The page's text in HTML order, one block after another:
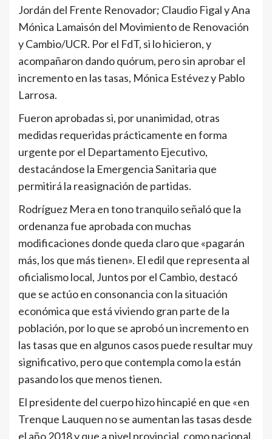
Jordán del Frente Renovador; Claudio Figal y Ana
Mónica Lamaisón del Movimiento de Renovación
y Cambio/UCR. Por el FdT, si lo hicieron, y
acompañaron dando quórum, pero sin aprobar el
incremento en las tasas, Mónica Estévez y Pablo
Larrosa.
Fueron aprobadas si, por unanimidad, otras
medidas requeridas prácticamente en forma
urgente por el Departamento Ejecutivo,
destacándose la Emergencia Sanitaria que
permitirá la reasignación de partidas.
Rodríguez Mera en tono tranquilo señaló que la
ordenanza fue aprobada con muchas
modificaciones donde queda claro que «pagarán
más, los que más tienen». El edil que representa al
oficialismo local, Juntos por el Cambio, destacó
que se actúo en consonancia con la situación
económica que está viviendo gran parte de la
población, por lo que se aprobó un incremento en
las tasas que en algunos casos puede resultar muy
significativo, pero que contempla como la están
pasando los que menos tienen.
El presidente del cuerpo hizo hincapié en que «en
Trenque Lauquen no se aumentan las tasas desde
el año 2018 y que a nivel provincial, como nacional,